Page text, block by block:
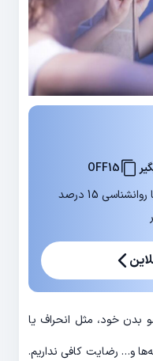
OFF15
در اولین مشاوره آنلاین پزشکی یا روانشناسی 15 درصد
بدن خود، مثل انحراف یا
و… رضایت کافی نداریم.